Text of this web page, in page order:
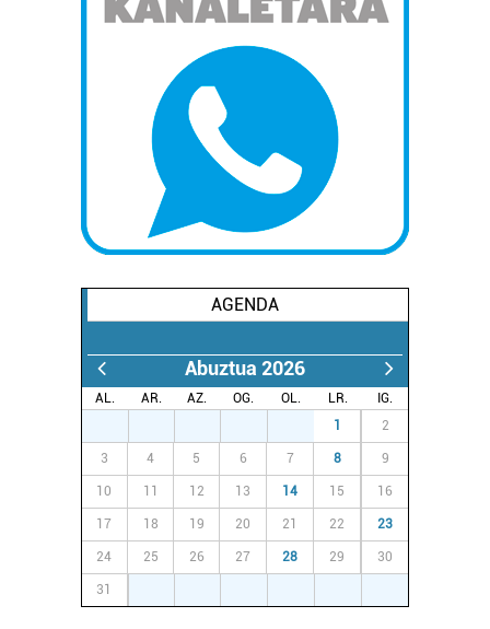
AGENDA
Abuztua 2026
AL. AR. AZ. OG. OL. LR.
IG.
1 2
3 4 5 6 7 8 9
10 11 12 13 14 15 16
17 18 19 20 21 22 23
24 25 26 27 28 29 30
31